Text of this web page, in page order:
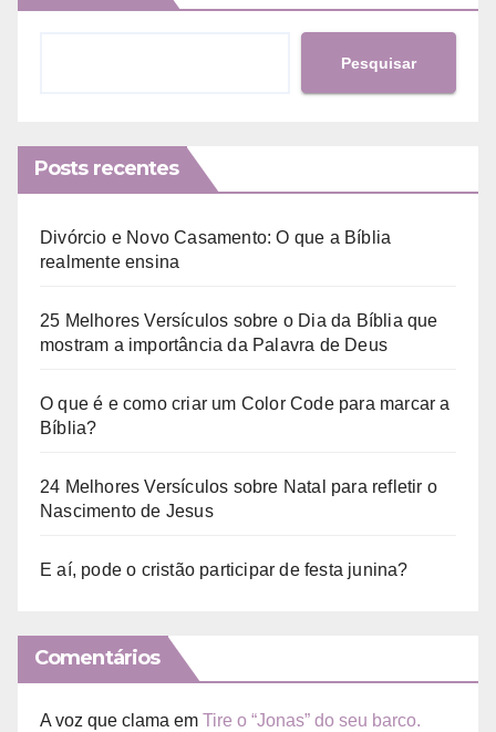
Pesquisar
Posts recentes
Divórcio e Novo Casamento: O que a Bíblia
realmente ensina
25 Melhores Versículos sobre o Dia da Bíblia que
mostram a importância da Palavra de Deus
O que é e como criar um Color Code para marcar a
Bíblia?
24 Melhores Versículos sobre Natal para refletir o
Nascimento de Jesus
E aí, pode o cristão participar de festa junina?
Comentários
A voz que clama em Tire o “Jonas” do seu barco.